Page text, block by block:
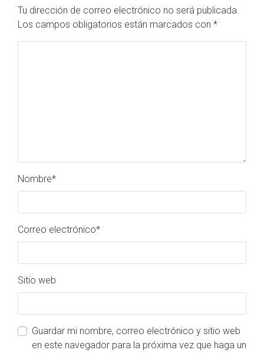
Tu dirección de correo electrónico no será publicada.
Los campos obligatorios están marcados con *
Nombre*
Correo electrónico*
Sitio web
Guardar mi nombre, correo electrónico y sitio web
en este navegador para la próxima vez que haga un